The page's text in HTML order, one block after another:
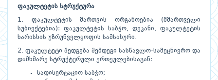
ფაკულტეტის სტრუქტურა
1. ფაკულტეტის მართვის ორგანოებია (მმართველი
სუბიექტებია): ფაკულტეტის საბჭო, დეკანი, ფაკულტეტის
ხარისხის უზრუნველყოფის სამსახური.
2. ფაკულტეტი შედგება შემდეგი სასწავლო-სამეცნიერო და
დამხმარე სტრუქტურული ერთეულებისაგან:
სადისერტაციო საბჭო;